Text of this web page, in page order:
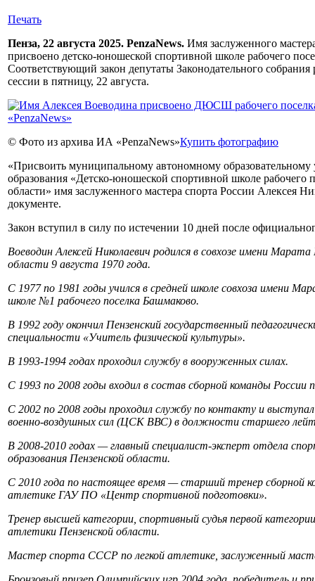
Печать
Пенза, 22 августа 2025. PenzaNews. Имя заслуженного
присвоено детско-юношеской спортивной школе рабочего
Соответствующий закон депутаты Законодательного
сессии в пятницу, 22 августа.
© Фото из архива ИА «PenzaNews»Купить фотографию
«Присвоить муниципальному автономному
образования «Детско-юношеской спортивной школе рабочего
области» имя заслуженного мастера спорта России Алексея
документе.
Закон вступил в силу по истечении 10 дней после
Воеводин Алексей Николаевич родился в совхозе имени
области 9 августа 1970 года.
С 1977 по 1981 годы учился в средней школе совхоза имени
школе №1 рабочего поселка Башмаково.
В 1992 году окончил Пензенский государственный
специальности «Учитель физической культуры».
В 1993-1994 годах проходил службу в вооруженных силах.
С 1993 по 2008 годы входил в состав сборной команды России
С 2002 по 2008 годы проходил службу по контакту и
военно-воздушных сил (ЦСК ВВС) в должности старшего
В 2008-2010 годах — главный специалист-эксперт отдела
образования Пензенской области.
С 2010 года по настоящее время — старший тренер сборной
атлетике ГАУ ПО «Центр спортивной подготовки».
Тренер высшей категории, спортивный судья первой
атлетики Пензенской области.
Мастер спорта СССР по легкой атлетике, заслуженный